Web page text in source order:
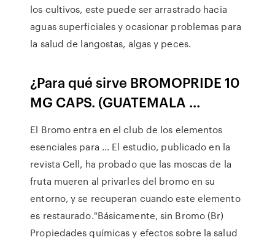
los cultivos, este puede ser arrastrado hacia
aguas superficiales y ocasionar problemas para
la salud de langostas, algas y peces.
¿Para qué sirve BROMOPRIDE 10
MG CAPS. (GUATEMALA ...
El Bromo entra en el club de los elementos
esenciales para ... El estudio, publicado en la
revista Cell, ha probado que las moscas de la
fruta mueren al privarles del bromo en su
entorno, y se recuperan cuando este elemento
es restaurado."Básicamente, sin Bromo (Br)
Propiedades químicas y efectos sobre la salud